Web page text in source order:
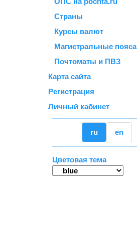
Страны
Курсы валют
Магистральные пояса
Почтоматы и ПВЗ
Карта сайта
Регистрация
Личный кабинет
ru en
Цветовая тема